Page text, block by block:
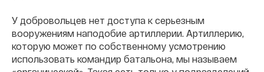
У добровольцев нет доступа к серьезным
вооружениям наподобие артиллерии. Артиллерию,
которую может по собственному усмотрению
использовать командир батальона, мы называем